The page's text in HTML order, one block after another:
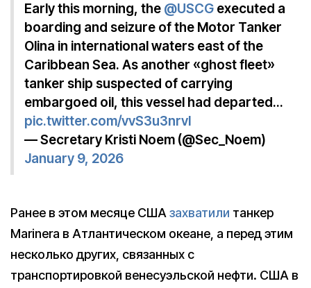
Early this morning, the @USCG executed a
boarding and seizure of the Motor Tanker
Olina in international waters east of the
Caribbean Sea. As another «ghost fleet»
tanker ship suspected of carrying
embargoed oil, this vessel had departed…
pic.twitter.com/vvS3u3nrvl
— Secretary Kristi Noem (@Sec_Noem)
January 9, 2026
Ранее в этом месяце СШАзахватили танкер
Marinera в Атлантическом океане, а перед этим
несколько других, связанных с
транспортировкой венесуэльской нефти. США в